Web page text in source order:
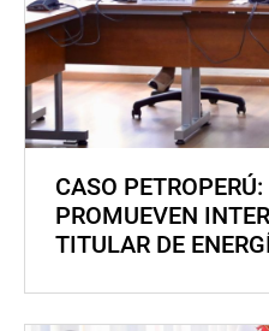
CASO
PROMUEVEN
TITULAR DE